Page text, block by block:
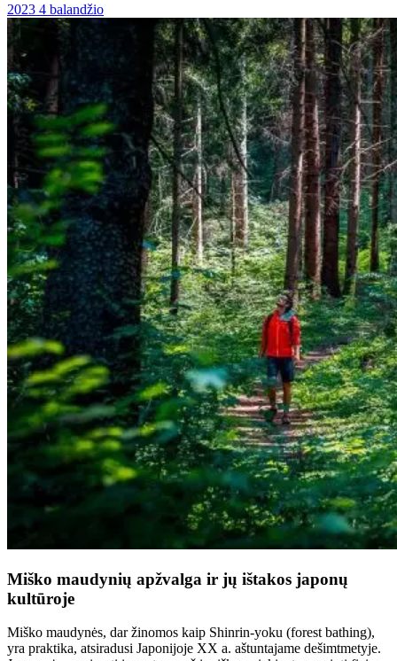
2023 4 balandžio
Miško maudynių apžvalga ir jų ištakos japonų
kultūroje
Miško maudynės, dar žinomos kaip Shinrin-yoku (forest bathing),
yra praktika, atsiradusi Japonijoje XX a. aštuntajame dešimtmetyje.